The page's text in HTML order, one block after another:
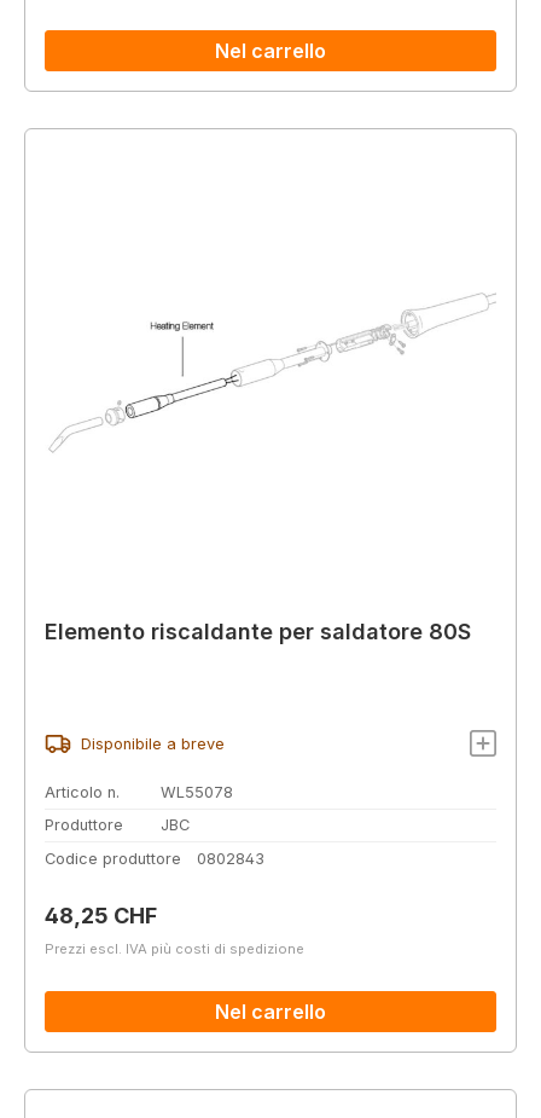
Nel carrello
Elemento riscaldante per saldatore 80S
Disponibile a breve
Articolo n.
WL55078
Produttore
JBC
Codice produttore
0802843
Prezzo normale:
48,25 CHF
Prezzi escl. IVA più costi di spedizione
Nel carrello